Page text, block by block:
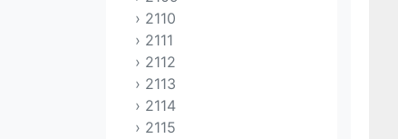
› 2110
› 2111
› 2112
› 2113
› 2114
› 2115